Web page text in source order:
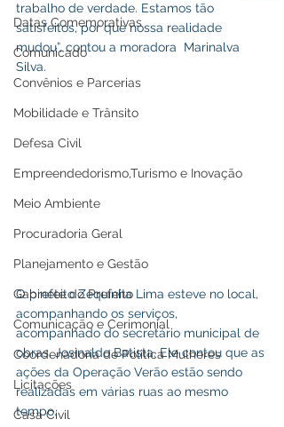
Datas Comemorativas
Comunicado
Convênios e Parcerias
Mobilidade e Trânsito
Defesa Civil
Empreendedorismo,Turismo e Inovação
Meio Ambiente
Procuradoria Geral
Planejamento e Gestão
Gabinete do Prefeito
Comunicação e Cerimonial
Coordenadoria de Politica Mulheres
Licitações
Casa Civil
trabalho de verdade. Estamos tão
satisfeitos, por que nossa realidade
mudou”, contou a moradora  Marinalva
Silva.
O prefeito Zequinha Lima esteve no local,
acompanhando os serviços,
acompanhado do secretário municipal de
obras, Josinaldo Batista. Ele contou que as
ações da Operação Verão estão sendo
realizadas em várias ruas ao mesmo
tempo.